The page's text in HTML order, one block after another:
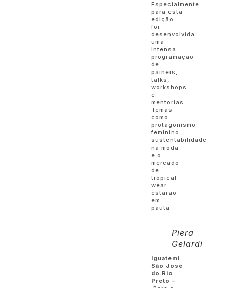
Especialmente
para esta
edição
foi
desenvolvida
uma
intensa
programação
de
painéis,
talks,
workshops
e
mentorias.
Temas
como
protagonismo
feminino,
sustentabilidade
na moda
e o
mercado
de
tropical
wear
estarão
em
pauta.
Piera
Gelardi
Iguatemi
São José
do Rio
Preto –